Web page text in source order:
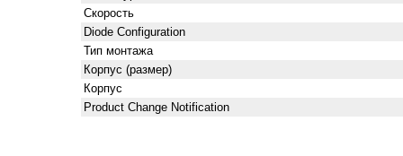
Скорость
Diode Configuration
Тип монтажа
Корпус (размер)
Корпус
Product Change Notification